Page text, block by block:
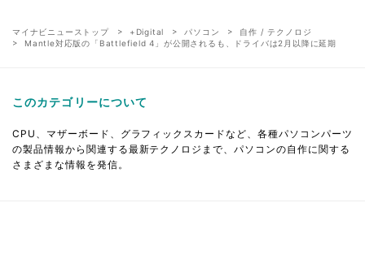
マイナビニューストップ +Digital パソコン
自作 / テクノロジ
Mantle対応版の「Battlefield 4」が公開されるも、ドライバは2月以降に延期
このカテゴリーについて
CPU、マザーボード、グラフィックスカードなど、各種パソコンパーツ
の製品情報から関連する最新テクノロジまで、パソコンの自作に関する
さまざまな情報を発信。